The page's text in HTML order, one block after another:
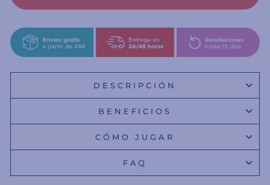
DESCRIPCIÓN
BENEFICIOS
CÓMO JUGAR
FAQ